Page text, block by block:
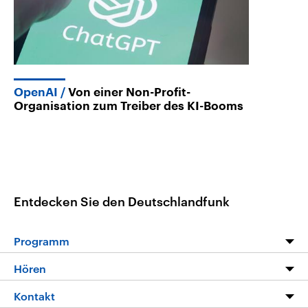
OpenAI
Von einer Non-Profit-
Organisation zum Treiber des KI-Booms
Entdecken Sie den Deutschlandfunk
Programm
Programm
Hören
Livestream
Kontakt